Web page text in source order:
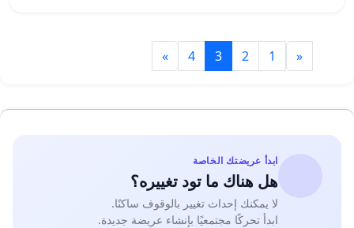
«
1
2
3
4
»
ابدأ عريضتك الخاصة
هل هناك ما تود تغييره؟
لا يمكنك إحداث تغيير بالوقوف ساكنًا.
ابدأ تحركًا مجتمعيًا بإنشاء عريضة جديدة.